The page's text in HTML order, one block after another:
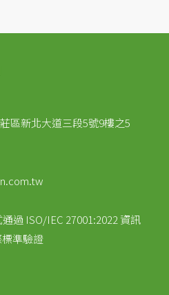
入鐘罩式壓力計是在2015
必操縱；藉由數據輸出，即
…等。
新北大道三段5號9樓之5
過 ISO/IEC 27001:2022 資訊
準驗證